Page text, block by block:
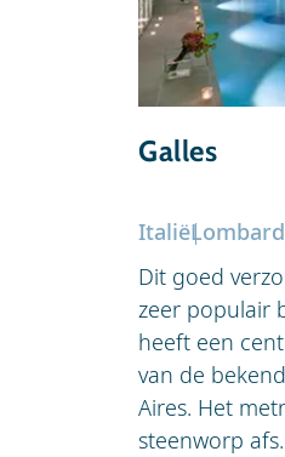
Galles
Italië
Dit goed
zeer populair
heeft een
van de
Aires. Het
steenworp